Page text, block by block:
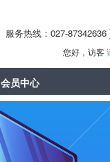
服务热线：027-87342636
您好，访客
会员中心